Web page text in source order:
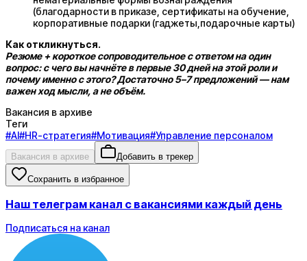
(благодарности в приказе, сертификаты на обучение,
корпоративные подарки (гаджеты,подарочные карты)
Как откликнуться.
Резюме + короткое сопроводительное с ответом на один
вопрос: с чего вы начнёте в первые 30 дней на этой роли и
почему именно с этого? Достаточно 5–7 предложений — нам
важен ход мысли, а не объём.
Вакансия в архиве
Теги
#AI#HR-стратегия#Мотивация#Управление персоналом
Вакансия в архиве Добавить в трекер
Сохранить в избранное
Наш телеграм канал с вакансиями каждый день
Подписаться на канал